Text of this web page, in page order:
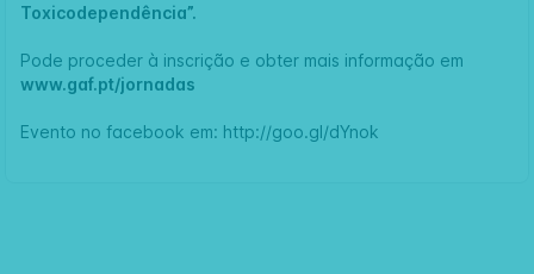
Toxicodependência”.
Pode proceder à inscrição e obter mais informação em
www.gaf.pt/jornadas
Evento no facebook em: http://goo.gl/dYnok